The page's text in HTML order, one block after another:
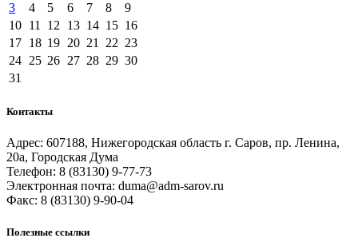
3
4 5 6 7 8
9
10 11 12 13 14 15 16
17 18 19 20 21 22 23
24 25 26 27 28 29 30
31
Контакты
Адрес: 607188, Нижегородская область г. Саров, пр. Ленина,
20а, Городская Дума
Телефон: 8 (83130) 9-77-73
Электронная почта: duma@adm-sarov.ru
Факс: 8 (83130) 9-90-04
Полезные ссылки